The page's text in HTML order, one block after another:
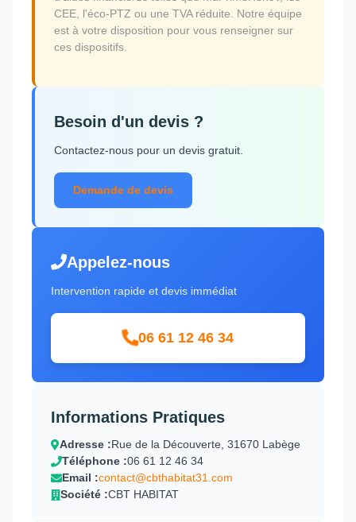
CEE, l'éco-PTZ ou une TVA réduite. Notre équipe
est à votre disposition pour vous renseigner sur
ces dispositifs.
Besoin d'un devis ?
Contactez-nous pour un devis gratuit.
Demande de devis
Appelez-nous
Intervention rapide et devis immédiat
06 61 12 46 34
Informations Pratiques
Adresse :Rue de la Découverte, 31670 Labège
Téléphone :06 61 12 46 34
Email :contact@cbthabitat31.com
Société :CBT HABITAT